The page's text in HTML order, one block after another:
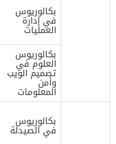
بكالوريوس
في إدارة
العمليات
بكالوريوس
العلوم في
تصميم الويب
وأمن
المعلومات
بكالوريوس
في الصيدلة